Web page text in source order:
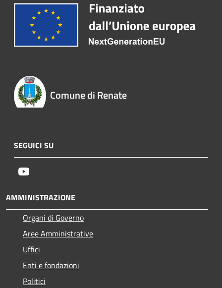
Comune di Renate
SEGUICI SU
AMMINISTRAZIONE
Organi di Governo
Aree Amministrative
Uffici
Enti e fondazioni
Politici